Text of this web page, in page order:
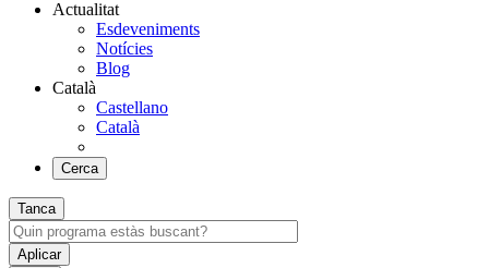
Actualitat
Esdeveniments
Notícies
Blog
Català
Castellano
Català
Cerca
Tanca